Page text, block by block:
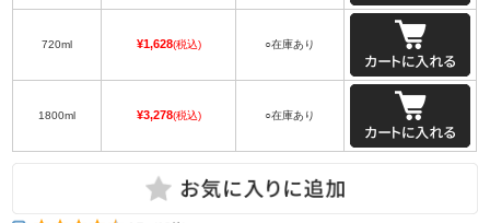
720ml ¥1,628(税込) ○在庫あり
1800ml ¥3,278(税込) ○在庫あり